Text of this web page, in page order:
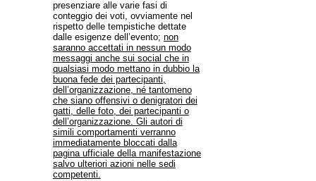
presenziare alle varie fasi di
conteggio dei voti, ovviamente nel
rispetto delle tempistiche dettate
dalle esigenze dell’evento; non
saranno accettati in nessun modo
messaggi anche sui social che in
qualsiasi modo mettano in dubbio la
buona fede dei partecipanti,
dell’organizzazione, né tantomeno
che siano offensivi o denigratori dei
gatti, delle foto, dei partecipanti o
dell’organizzazione. Gli autori di
simili comportamenti verranno
immediatamente bloccati dalla
pagina ufficiale della manifestazione
salvo ulteriori azioni nelle sedi
competenti.